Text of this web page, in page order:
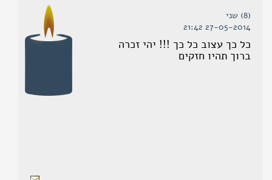
(8) שני
27-05-2014 21:42
כל כך עצוב כל כך !!! יהי זכרה
ברוך תהיו חזקים